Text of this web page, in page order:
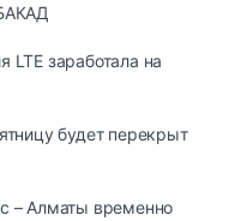
LTE заработала на
будет перекрыт
– Алматы временно